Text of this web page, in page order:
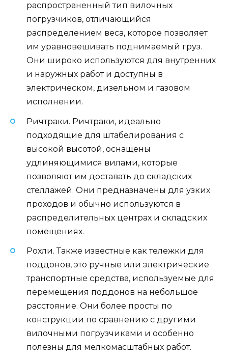
распространенный тип вилочных
погрузчиков, отличающийся
распределением веса, которое позволяет
им уравновешивать поднимаемый груз.
Они широко используются для внутренних
и наружных работ и доступны в
электрическом, дизельном и газовом
исполнении.
Ричтраки. Ричтраки, идеально
подходящие для штабелирования с
высокой высотой, оснащены
удлиняющимися вилами, которые
позволяют им доставать до складских
стеллажей. Они предназначены для узких
проходов и обычно используются в
распределительных центрах и складских
помещениях.
Рохли. Также известные как тележки для
поддонов, это ручные или электрические
транспортные средства, используемые для
перемещения поддонов на небольшое
расстояние. Они более просты по
конструкции по сравнению с другими
вилочными погрузчиками и особенно
полезны для мелкомасштабных работ.